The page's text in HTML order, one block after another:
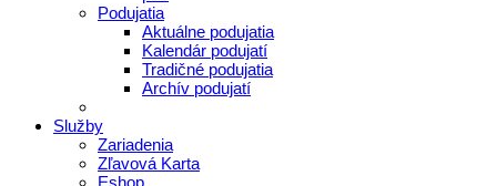
Podujatia
Aktuálne podujatia
Kalendár podujatí
Tradičné podujatia
Archív podujatí
Služby
Zariadenia
Zľavová Karta
Eshop